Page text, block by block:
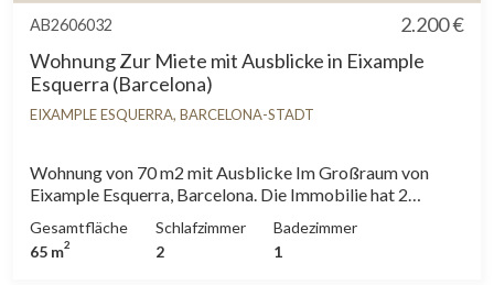
AB2606032
2.200 €
Wohnung Zur Miete mit Ausblicke in Eixample
Esquerra (Barcelona)
EIXAMPLE ESQUERRA, BARCELONA-STADT
Wohnung von 70 m2 mit Ausblicke Im Großraum von
Eixample Esquerra, Barcelona. Die Immobilie hat 2
Waschküche, Balkon und Heizung.* In Übereinstimmung
mit dem Gesetz 12/2023 und dem Gesetz 18/2007
Gesamtfläche
65 m2
Schlafzimmer
2
Badezimmer
1